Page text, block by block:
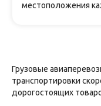
местоположения
Грузовые
транспортировки
дорогостоящих